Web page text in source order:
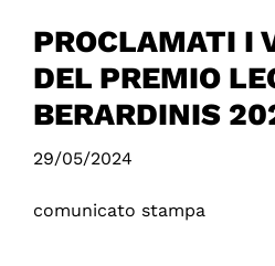
PROCLAMATI I
DEL PREMIO
BERARDINIS
29/05/2024
comunicato stampa